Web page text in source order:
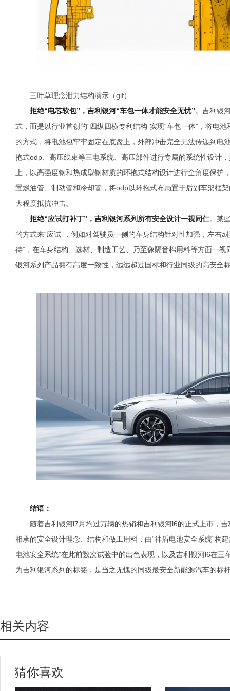
三叶草理念泄力结构演示（gif）
拒绝“电芯软包”，吉利银河“车包一体才能安全无忧”。吉利银
式，而是以行业首创的“四纵四横专利结构”实现“车包一体”，将电
的方式，将电池包牢牢固定在底盘上，外部冲击完全无法传递到电
抱式odp、高压线束等三电系统、高压部件进行专属的系统性设计
上，以高强度钢和热成型钢材质的环抱式结构设计进行全角度保
置燃油管、制动管和冷却管，将odp以环抱式布局置于后副车架框
大程度抵抗冲击。
拒绝“应试打补丁”，吉利银河系列所有安全设计一视同仁。某
的方式来“应试”，例如对驾驶员一侧的车身结构针对性加强，左右
待”，在车身结构、选材、制造工艺、乃至像隔音棉用料等方面一
银河系列产品拥有高度一致性，远远超过国标和行业同级的高安全
结语：
随着吉利银河l7月均过万辆的热销和吉利银河l6的正式上市，
相承的安全设计理念、结构和做工用料，由“神盾电池安全系统”构
电池安全系统”在此前数次试验中的出色表现，以及吉利银河l6在三
为吉利银河系列的标签，是当之无愧的同级最安全新能源汽车的标
相关内容
猜你喜欢